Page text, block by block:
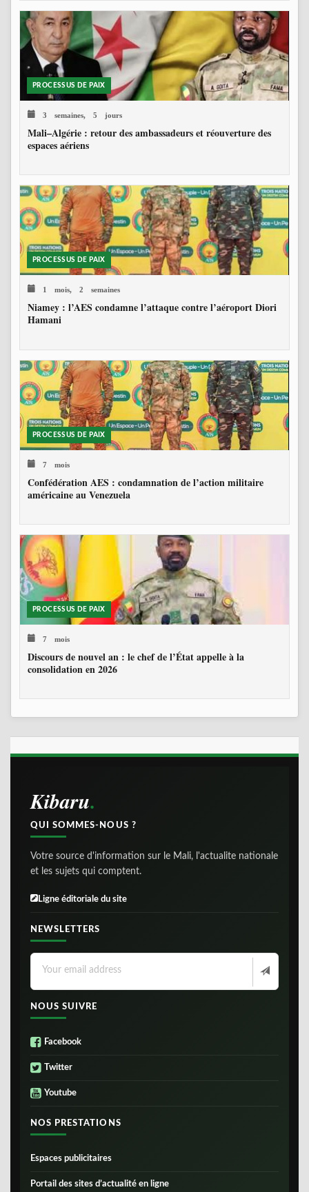
PROCESSUS DE PAIX
3 semaines, 5 jours
Mali–Algérie : retour des ambassadeurs et réouverture des
espaces aériens
PROCESSUS DE PAIX
1 mois, 2 semaines
Niamey : l’AES condamne l’attaque contre l’aéroport Diori
Hamani
PROCESSUS DE PAIX
7 mois
Confédération AES : condamnation de l’action militaire
américaine au Venezuela
PROCESSUS DE PAIX
7 mois
Discours de nouvel an : le chef de l’État appelle à la
consolidation en 2026
Kibaru
QUI SOMMES-NOUS ?
Votre source d'information sur le Mali, l'actualite nationale
et les sujets qui comptent.
Ligne éditoriale du site
NEWSLETTERS
NOUS SUIVRE
Facebook
Twitter
Youtube
NOS PRESTATIONS
Espaces publicitaires
Portail des sites d’actualité en ligne